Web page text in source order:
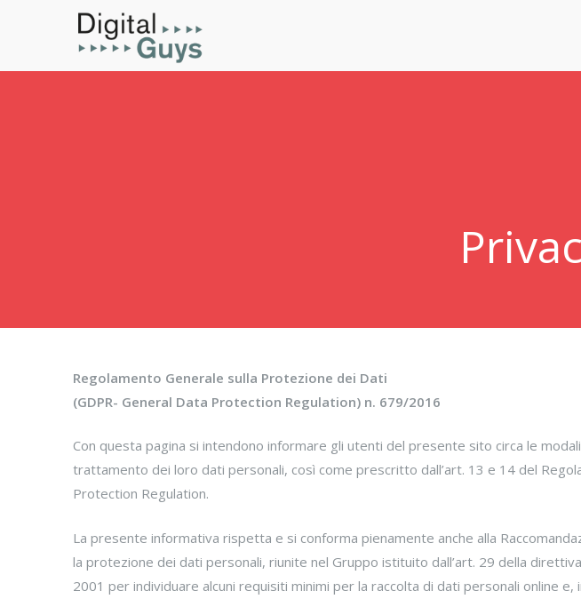
Regolamento Generale sulla Protezione dei Dati
(GDPR- General Data Protection Regulation) n. 679/2016
Con questa pagina si intendono informare gli utenti del presente sito circa le
trattamento dei loro dati personali, così come prescritto dall’art. 13 e 14 del
Protection Regulation.
La presente informativa rispetta e si conforma pienamente anche alla
la protezione dei dati personali, riunite nel Gruppo istituito dall’art. 29 della
2001 per individuare alcuni requisiti minimi per la raccolta di dati personali online